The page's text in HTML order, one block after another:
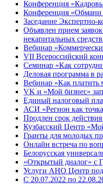
Конференция
Конференция «Обмани
Заседание Экспертно-
Объявлен прием
некапитальных
Вебинар
VII Всероссийский
Семинар «Как
Деловая программа в
Вебинар «Как платить
VK и «Мой бизнес»
Единый налоговый
АСИ «Регион как точка
Продлен срок
Кузбасский Центр
Гранты для молодых
Онлайн встреча по
Белорусская
«Открытый диалог» с
Услуги АНО Центр
С 20.07.2022 по